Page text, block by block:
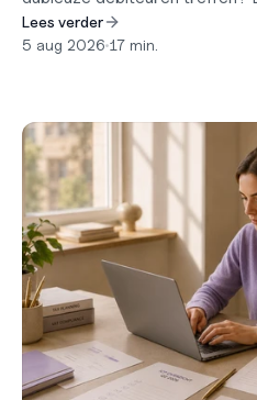
berekeningsmethoden, de
timingregel die de meeste
Lees verder
5 aug 2026•17 min.